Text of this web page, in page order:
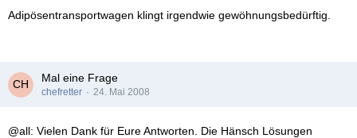
Adipösentransportwagen klingt irgendwie gewöhnungsbedürftig.
Mal eine Frage
chefretter 24. Mai 2008
@all: Vielen Dank für Eure Antworten. Die Hänsch Lösungen